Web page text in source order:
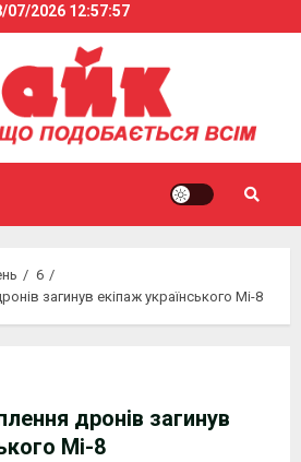
07/2026 12:57:57
6
загинув екіпаж українського Мі-8
дронів загинув
Мі-8